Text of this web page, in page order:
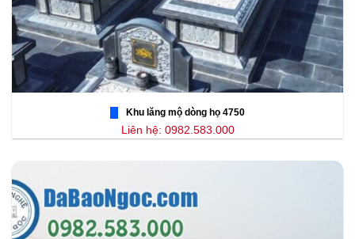
Khu lăng mộ dòng họ 4750
Liên hệ: 0982.583.000